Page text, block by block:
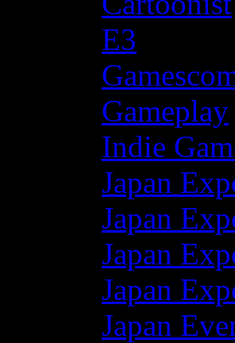
E3
Gameplay
Indie
Japan
Japan
Japan
Japan
Japan